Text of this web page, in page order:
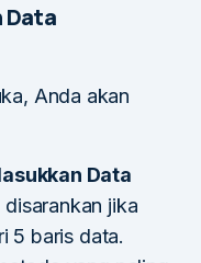
Data
Anda akan
Data
disarankan jika
5 baris data.